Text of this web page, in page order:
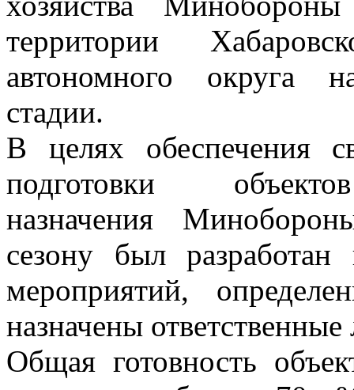
территории
автономного округа
стадии.
В целях обеспечения
подготовки
назначения
сезону был
мероприятий,
назначены ответственные
Общая готовность